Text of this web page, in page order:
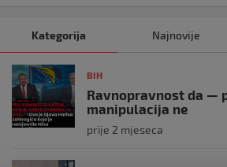
Kategorija Najnovije
BIH
Ravnopravnost da —
manipulacija ne
prije 2 mjeseca